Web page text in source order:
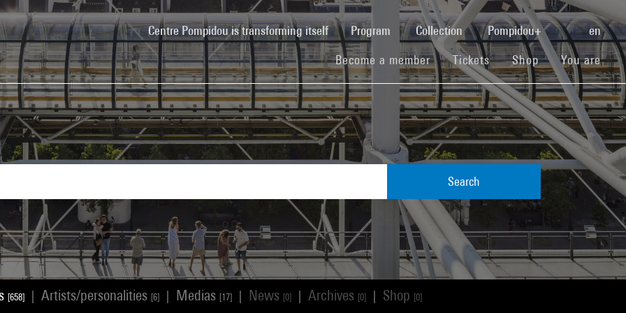
Centre Pompidou is transforming itself(current)Program Collection Pompidou+ en
Become a member(current)
Tickets(current)
Shop(current)You are
Search
[658] Artists/personalities [6] Medias [17] News [0] Archives [0] Shop [0]